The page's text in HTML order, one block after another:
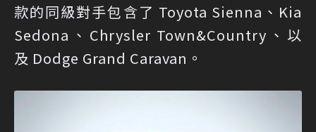
款的同級對手包含了 Toyota Sienna、Kia
Sedona、Chrysler Town&Country、以
及 Dodge Grand Caravan。